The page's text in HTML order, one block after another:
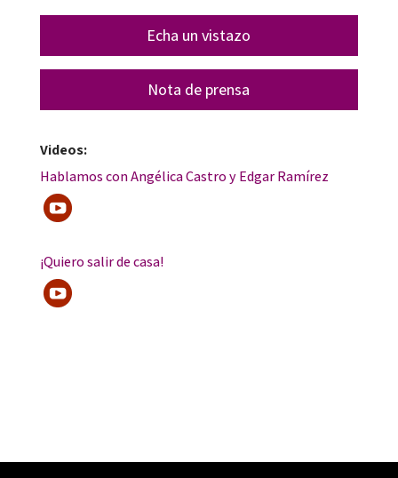
Echa un vistazo
Nota de prensa
Videos:
Hablamos con Angélica Castro y Edgar Ramírez
¡Quiero salir de casa!